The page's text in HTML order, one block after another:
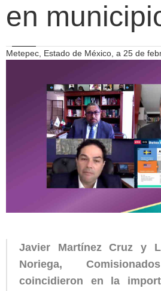
en
Metepec, Estado de México, a 25 de
Javier Martínez Cruz y
Noriega,
coincidieron en la